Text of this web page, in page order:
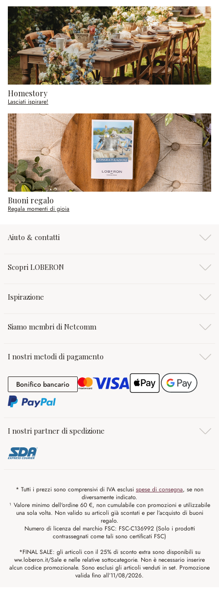
Homestory
Lasciati ispirare!
Buoni regalo
Regala momenti di gioia
Aiuto & contatti
Scopri LOBERON
Ispirazione
Siamo membri di Netcomm
I nostri metodi di pagamento
Bonifico bancarioBonifico bancario
I nostri partner di spedizione
* Tutti i prezzi sono comprensivi di IVA esclusi spese di consegna, se non
diversamente indicato.
¹ Valore minimo dell'ordine 60 €, non cumulabile con promozioni e utilizzabile
una sola volta. Non valido su articoli già scontati e per l’acquisto di buoni
regalo.
Numero di licenza del marchio FSC: FSC-C136992 (Solo i prodotti
contrassegnati come tali sono certificati FSC)
*FINAL SALE: gli articoli con il 25% di sconto extra sono disponibili su
ww.loberon.it/Sale e nelle relative sottocategorie. Non è necessario inserire
alcun codice promozionale. Sono esclusi gli articoli venduti in set. Promozione
valida fino all’11/08/2026.